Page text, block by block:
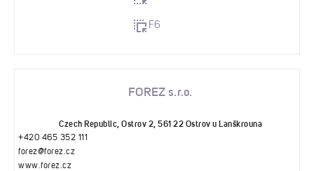
F6
FOREZ s.r.o.
Czech Republic, Ostrov 2, 561 22 Ostrov u Lanškrouna
+420 465 352 111
forez@forez.cz
www.forez.cz